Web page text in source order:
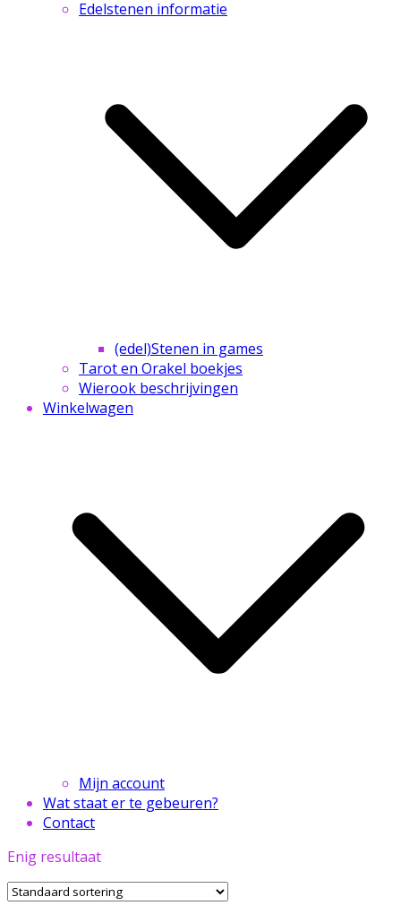
Edelstenen informatie
(edel)Stenen in games
Tarot en Orakel boekjes
Wierook beschrijvingen
Winkelwagen
Mijn account
Wat staat er te gebeuren?
Contact
Enig resultaat